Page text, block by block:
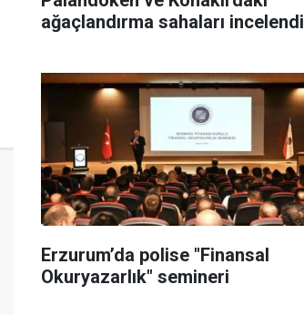
ağaçlandırma sahaları incelendi
Erzurum’da polise "Finansal
Okuryazarlık" semineri